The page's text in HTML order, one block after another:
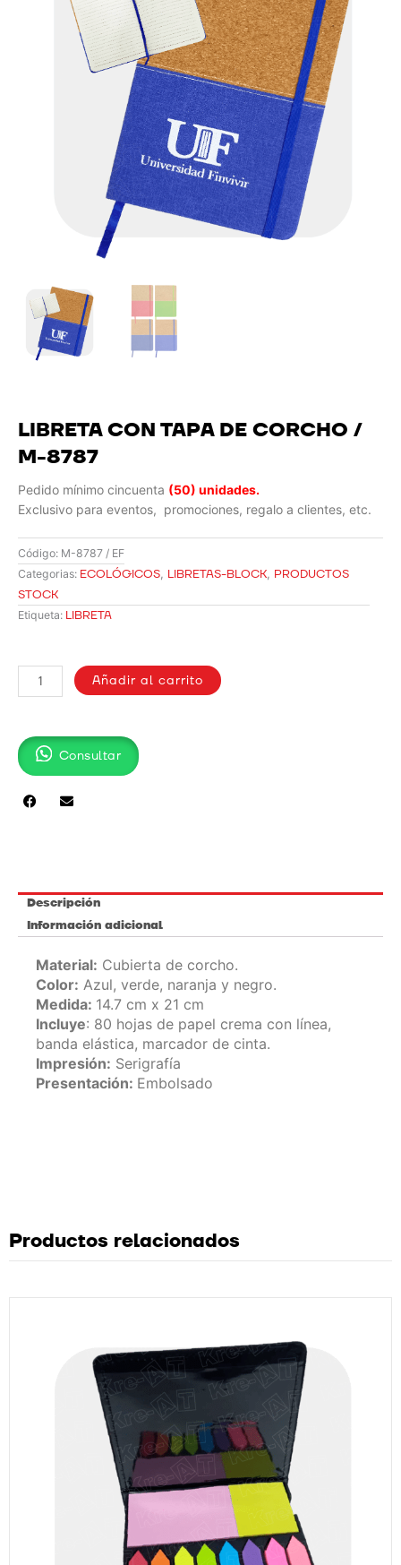
LIBRETA CON TAPA DE CORCHO /
M-8787
Pedido mínimo cincuenta (50) unidades.
Exclusivo para eventos, promociones, regalo a clientes, etc.
Código: M-8787 / EF
Categorias: ECOLÓGICOS, LIBRETAS-BLOCK, PRODUCTOS
STOCK
Etiqueta: LIBRETA
CON
TAPA
CORCHO
/
M-
8787
Añadir al carrito
Consultar
Descripción
Información adicional
Material: Cubierta de corcho.
Color: Azul, verde, naranja y negro.
Medida: 14.7 cm x 21 cm
Incluye: 80 hojas de papel crema con línea,
banda elástica, marcador de cinta.
Impresión: Serigrafía
Presentación: Embolsado
Productos relacionados